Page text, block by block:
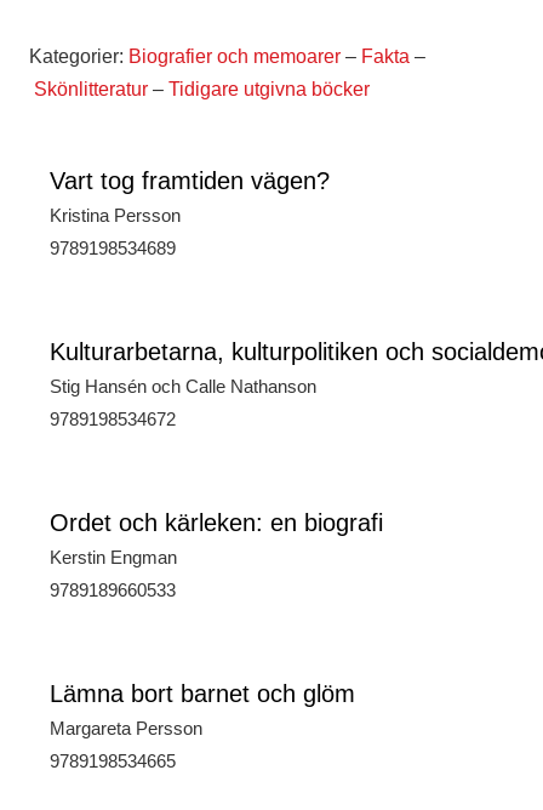
Kategorier: Biografier och memoarer – Fakta –
Skönlitteratur – Tidigare utgivna böcker
Vart tog framtiden vägen?
Kristina Persson
9789198534689
Kulturarbetarna, kulturpolitiken och
Stig Hansén och Calle Nathanson
9789198534672
Ordet och kärleken: en biografi
Kerstin Engman
9789189660533
Lämna bort barnet och glöm
Margareta Persson
9789198534665